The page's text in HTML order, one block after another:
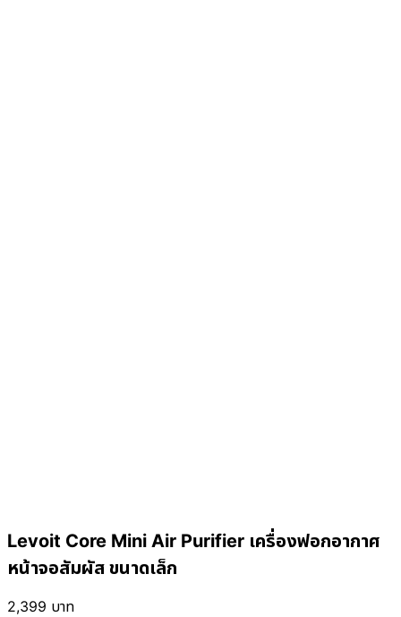
Levoit Core Mini Air Purifier เครื่องฟอกอากาศ
หน้าจอสัมผัส ขนาดเล็ก
2,399 บาท